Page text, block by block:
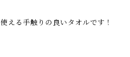
使える手触りの良いタオルです！